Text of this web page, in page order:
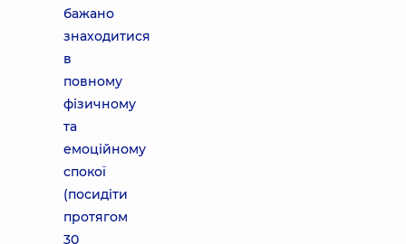
бажано
знаходитися
в
повному
фізичному
та
емоційному
спокої
(посидіти
протягом
30